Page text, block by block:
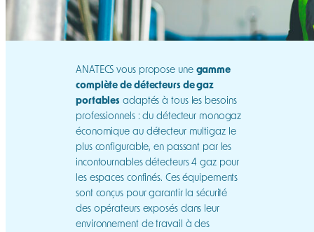
ANATECS vous propose une gamme
complète de détecteurs de gaz
portables adaptés à tous les besoins
professionnels : du détecteur monogaz
économique au détecteur multigaz le
plus configurable, en passant par les
incontournables détecteurs 4 gaz pour
les espaces confinés. Ces équipements
sont conçus pour garantir la sécurité
des opérateurs exposés dans leur
environnement de travail à des